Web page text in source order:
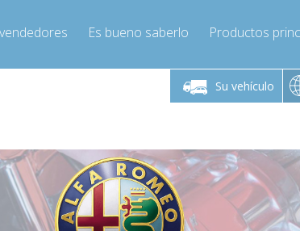
Es bueno saberlo Productos
Su vehículo
9:00 a De lunes a viernes de 9:00 a
16:00
Info@compressor-express.es
De lunes a